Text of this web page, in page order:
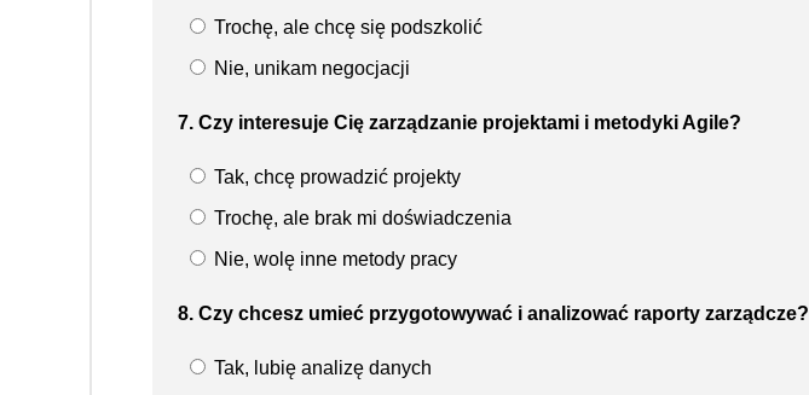
Trochę, ale chcę się podszkolić
Nie, unikam negocjacji
7. Czy interesuje Cię zarządzanie projektami i metodyki Agile?
Tak, chcę prowadzić projekty
Trochę, ale brak mi doświadczenia
Nie, wolę inne metody pracy
8. Czy chcesz umieć przygotowywać i analizować raporty zarządcze?
Tak, lubię analizę danych